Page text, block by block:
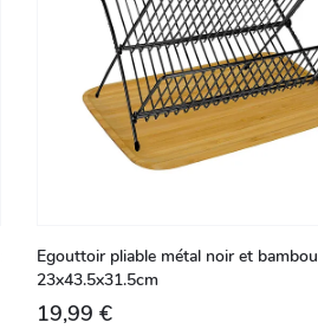
Egouttoir pliable métal noir et bambou
23x43.5x31.5cm
19,99 €